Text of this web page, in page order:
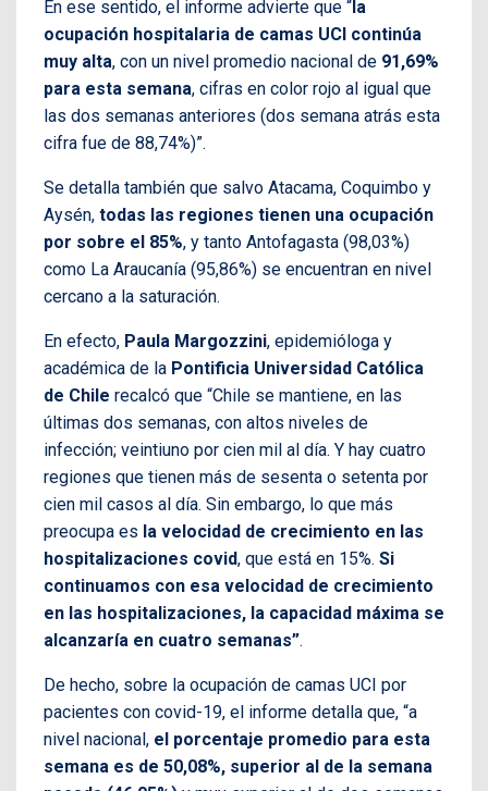
En ese sentido, el informe advierte que “la
ocupación hospitalaria de camas UCI continúa
muy alta, con un nivel promedio nacional de 91,69%
para esta semana, cifras en color rojo al igual que
las dos semanas anteriores (dos semana atrás esta
cifra fue de 88,74%)”.
Se detalla también que salvo Atacama, Coquimbo y
Aysén, todas las regiones tienen una ocupación
por sobre el 85%, y tanto Antofagasta (98,03%)
como La Araucanía (95,86%) se encuentran en nivel
cercano a la saturación.
En efecto, Paula Margozzini​, epidemióloga y
académica de la Pontificia Universidad Católica
de Chile recalcó que “Chile se mantiene, en las
últimas dos semanas, con altos niveles de
infección; veintiuno por cien mil al día. Y hay cuatro
regiones que tienen más de sesenta o setenta por
cien mil casos al día. Sin embargo, lo que más
preocupa es la velocidad de crecimiento en las
hospitalizaciones covid, que está en 15%. Si
continuamos con esa velocidad de crecimiento
en las hospitalizaciones, la capacidad máxima se
alcanzaría en cuatro semanas”.
De hecho, sobre la ocupación de camas UCI por
pacientes con covid-19, el informe detalla que, “a
nivel nacional, el porcentaje promedio para esta
semana es de 50,08%, superior al de la semana